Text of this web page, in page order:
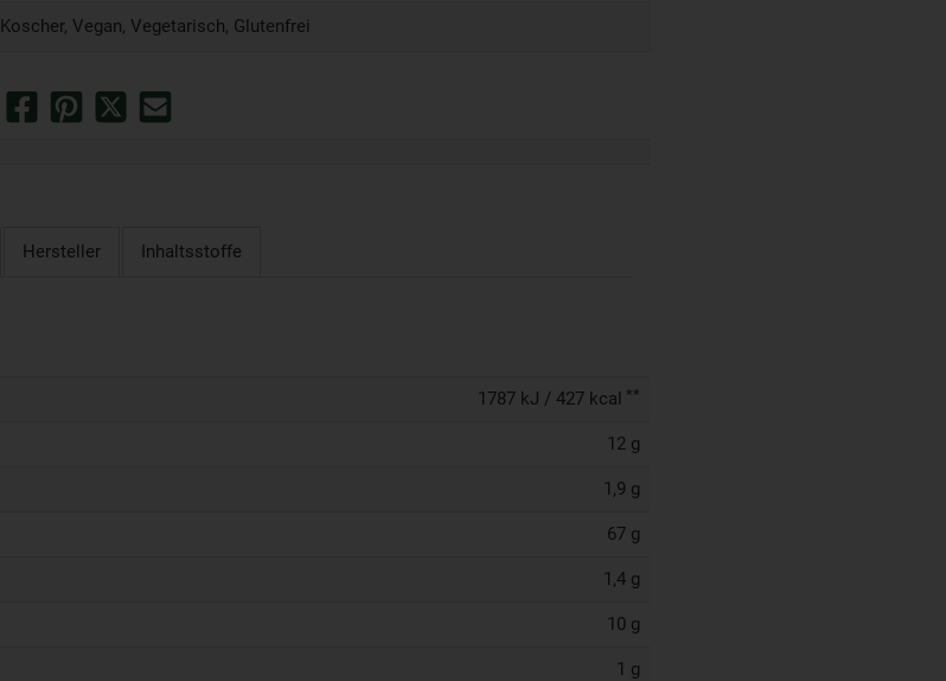
Koscher, Vegan, Vegetarisch, Glutenfrei
Hersteller Inhaltsstoffe
1787 kJ / 427 kcal **
12 g
1,9 g
67 g
1,4 g
10 g
1 g